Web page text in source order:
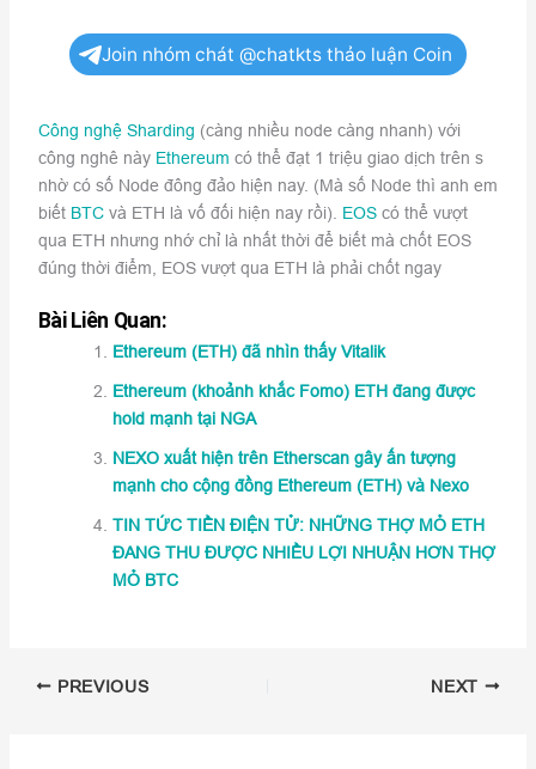
Join nhóm chát @chatkts thảo luận Coin
Công nghệ Sharding (càng nhiều node càng nhanh) với
công nghê này Ethereum có thể đạt 1 triệu giao dịch trên s
nhờ có số Node đông đảo hiện nay. (Mà số Node thì anh em
biết BTCvà ETH là vố đối hiện nay rồi). EOScó thể vượt
qua ETH nhưng nhớ chỉ là nhất thời để biết mà chốt EOS
đúng thời điểm, EOS vượt qua ETH là phải chốt ngay
Bài Liên Quan:
Ethereum (ETH) đã nhìn thấy Vitalik
Ethereum (khoảnh khắc Fomo) ETH đang được
hold mạnh tại NGA
NEXO xuất hiện trên Etherscan gây ấn tượng
mạnh cho cộng đồng Ethereum (ETH) và Nexo
TIN TỨC TIỀN ĐIỆN TỬ: NHỮNG THỢ MỎ ETH
ĐANG THU ĐƯỢC NHIỀU LỢI NHUẬN HƠN THỢ
MỎ BTC
PREVIOUS NEXT